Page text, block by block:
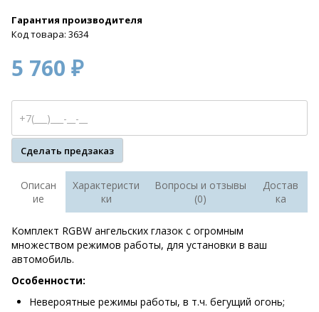
Гарантия производителя
Код товара: 3634
5 760 ₽
Сделать предзаказ
Описан
ие
Характеристи
ки
Вопросы и отзывы
(0)
Достав
ка
Комплект RGBW ангельских глазок с огромным
множеством режимов работы, для установки в ваш
автомобиль.
Особенности:
Невероятные режимы работы, в т.ч. бегущий огонь;